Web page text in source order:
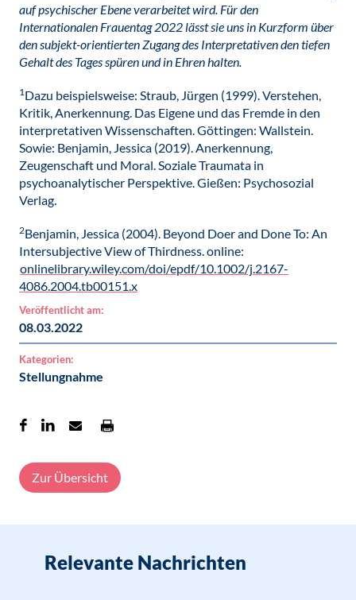
auf psychischer Ebene verarbeitet wird. Für den
Internationalen Frauentag 2022 lässt sie uns in Kurzform über
den subjekt-orientierten Zugang des Interpretativen den tiefen
Gehalt des Tages spüren und in Ehren halten.
1 Dazu beispielsweise: Straub, Jürgen (1999). Verstehen,
Kritik, Anerkennung. Das Eigene und das Fremde in den
interpretativen Wissenschaften. Göttingen: Wallstein.
Sowie: Benjamin, Jessica (2019). Anerkennung,
Zeugenschaft und Moral. Soziale Traumata in
psychoanalytischer Perspektive. Gießen: Psychosozial
Verlag.
2Benjamin, Jessica (2004). Beyond Doer and Done To: An
Intersubjective View of Thirdness. online:
onlinelibrary.wiley.com/doi/epdf/10.1002/j.2167-
4086.2004.tb00151.x
Veröffentlicht am:
08.03.2022
Kategorien:
Stellungnahme
Zur Übersicht
Relevante Nachrichten